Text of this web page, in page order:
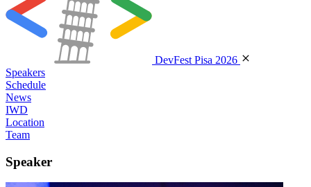
DevFest Pisa 2026
Speakers
Schedule
News
IWD
Location
Team
Speaker